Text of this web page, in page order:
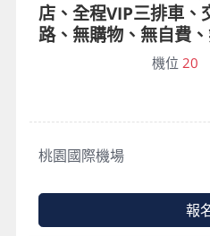
店、全程VIP三排車、
路、無購物、無自費
機位 20
桃園國際機場
報